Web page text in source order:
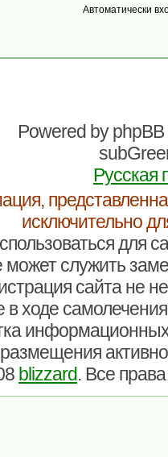
Автоматически
Powered byphpBB
Русская
исключительно
для
может служить
сайта не
в ходе
blizzard. Все